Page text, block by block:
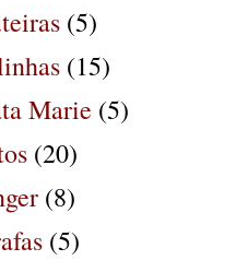
(5)
(15)
Marie (5)
(20)
(8)
(5)